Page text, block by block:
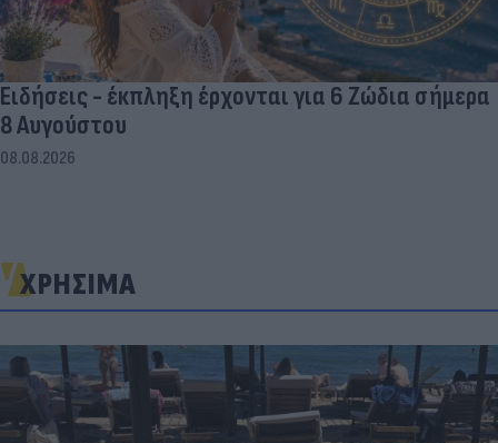
Ειδήσεις - έκπληξη έρχονται για 6 Ζώδια σήμερα
8 Αυγούστου
08.08.2026
ΧΡΗΣΙΜΑ